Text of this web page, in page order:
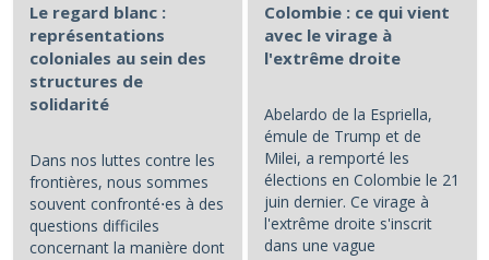
Le regard blanc :
représentations
coloniales au sein des
structures de
solidarité
Dans nos luttes contre les
frontières, nous sommes
souvent confronté⋅es à des
questions difficiles
concernant la manière dont
Colombie : ce qui vient
avec le virage à
l'extrême droite
Abelardo de la Espriella,
émule de Trump et de
Milei, a remporté les
élections en Colombie le 21
juin dernier. Ce virage à
l'extrême droite s'inscrit
dans une vague